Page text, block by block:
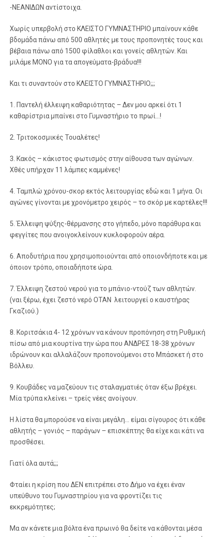
-ΝΕΑΝΙΔΩΝ αντίστοιχα.
Χωρίς υπερβολή στο ΚΛΕΙΣΤΟ ΓΥΜΝΑΣΤΗΡΙΟ μπαίνουν κάθε
βδομάδα πάνω από 500 αθλητές με τους προπονητές τους και
βέβαια πάνω από 1500 φίλαθλοι και γονείς αθλητών. Και
μιλάμε ΜΟΝΟ για τα απογεύματα-βράδυα!!!
Και τι συναντούν στο ΚΛΕΙΣΤΟ ΓΥΜΝΑΣΤΗΡΙΟ;;;
1. Παντελή έλλειψη καθαριότητας – Δεν μου αρκεί ότι 1
καθαρίστρια μπαίνει στο Γυμναστήριο το πρωί…!
2. Τριτοκοσμικές Τουαλέτες!
3. Κακός – κάκιστος φωτισμός στην αίθουσα των αγώνων.
Χθές υπήρχαν 11 λάμπες καμμένες!
4. Ταμπλώ χρόνου-σκορ εκτός λειτουργίας εδώ και 1 μήνα. Οι
αγώνες γίνονται με χρονόμετρο χειρός – το σκόρ με καρτέλες!!!
5. Έλλειψη ψύξης-θέρμανσης στο γήπεδο, μόνο παράθυρα και
φεγγίτες που ανοιγοκλείνουν κυκλοφορούν αέρα.
6. Αποδυτήρια που χρησιμοποιούνται από οποιονδήποτε και με
όποιον τρόπο, οποιαδήποτε ώρα.
7. Έλλειψη ζεστού νερού για το μπάνιο-ντούζ των αθλητών.
(ναι ξέρω, έχει ζεστό νερό ΟΤΑΝ λειτουργεί ο καυστήρας
Γκαζιού.)
8. Κοριτσάκια 4- 12 χρόνων να κάνουν προπόνηση στη Ρυθμική
πίσω από μια κουρτίνα την ώρα που ΑΝΔΡΕΣ 18-38 χρόνων
ιδρώνουν και αλλαλάζουν προπονούμενοι στο Μπάσκετ ή στο
Βόλλευ.
9. Κουβάδες να μαζεύουν τις σταλαγματιές όταν έξω βρέχει.
Μία τρύπα κλείνει – τρείς νέες ανοίγουν.
Η λίστα θα μπορούσε να είναι μεγάλη… είμαι σίγουρος ότι κάθε
αθλητής – γονιός – παράγων – επισκέπτης θα είχε και κάτι να
προσθέσει.
Γιατί όλα αυτά;;;
Φταίει η κρίση που ΔΕΝ επιτρέπει στο Δήμο να έχει έναν
υπεύθυνο του Γυμναστηρίου για να φροντίζει τις
εκκρεμότητες;
Μα αν κάνετε μια βόλτα ένα πρωινό θα δείτε να κάθονται μέσα